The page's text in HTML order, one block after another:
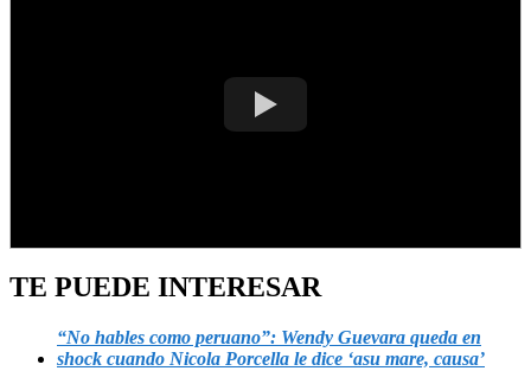
TE PUEDE INTERESAR
“No hables como peruano”: Wendy Guevara queda en
shock cuando Nicola Porcella le dice ‘asu mare, causa’